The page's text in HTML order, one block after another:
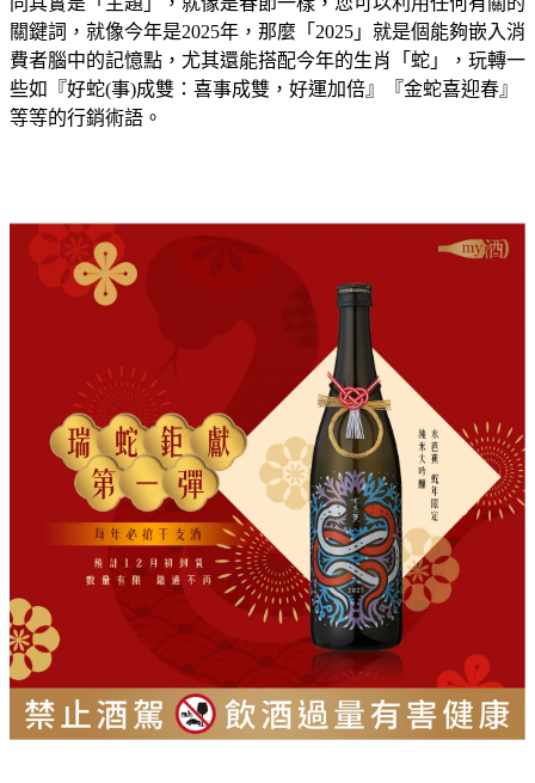
關鍵詞，就像今年是2025年，那麼「2025」就是個能夠嵌入消
費者腦中的記憶點，尤其還能搭配今年的生肖「蛇」，玩轉一
些如『好蛇(事)成雙：喜事成雙，好運加倍』『金蛇喜迎春』
等等的行銷術語。